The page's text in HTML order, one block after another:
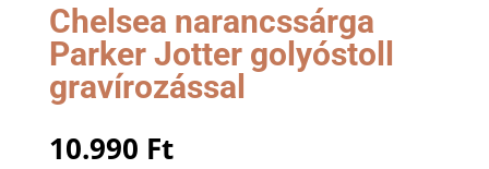
Chelsea narancssárga
Parker Jotter golyóstoll
gravírozással
10.990 Ft